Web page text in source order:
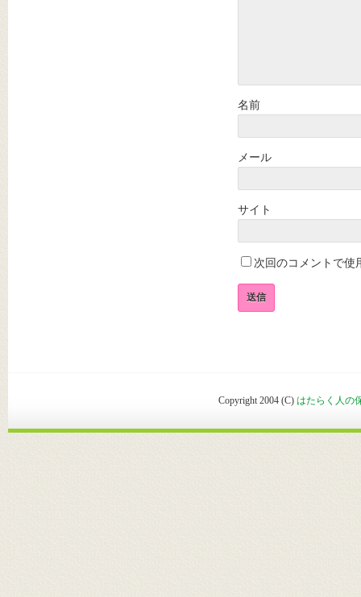
名前
メール
サイト
次回のコメントで使
Copyright 2004 (C) はたらく人の